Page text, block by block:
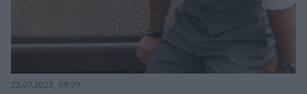
23.07.2022, 09:29